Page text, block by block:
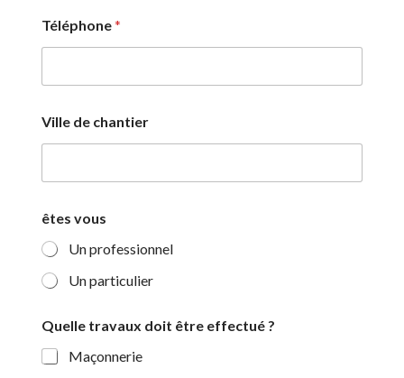
Téléphone*
u
e
l
e
f
f
e
c
é
?
Ville de chantier
êtes vous
Un professionnel
Un particulier
Quelle travaux doit être effectué ?
Maçonnerie